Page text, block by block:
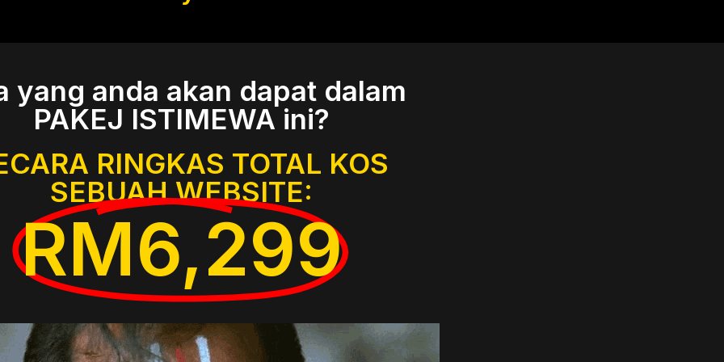
yang anda akan dapat dalam
PAKEJ ISTIMEWA ini?
RINGKAS TOTAL KOS
SEBUAH WEBSITE:
RM6,299